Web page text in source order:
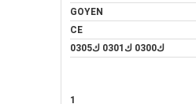
GOYEN
CE
ك0300 ك0301 ك0305
1